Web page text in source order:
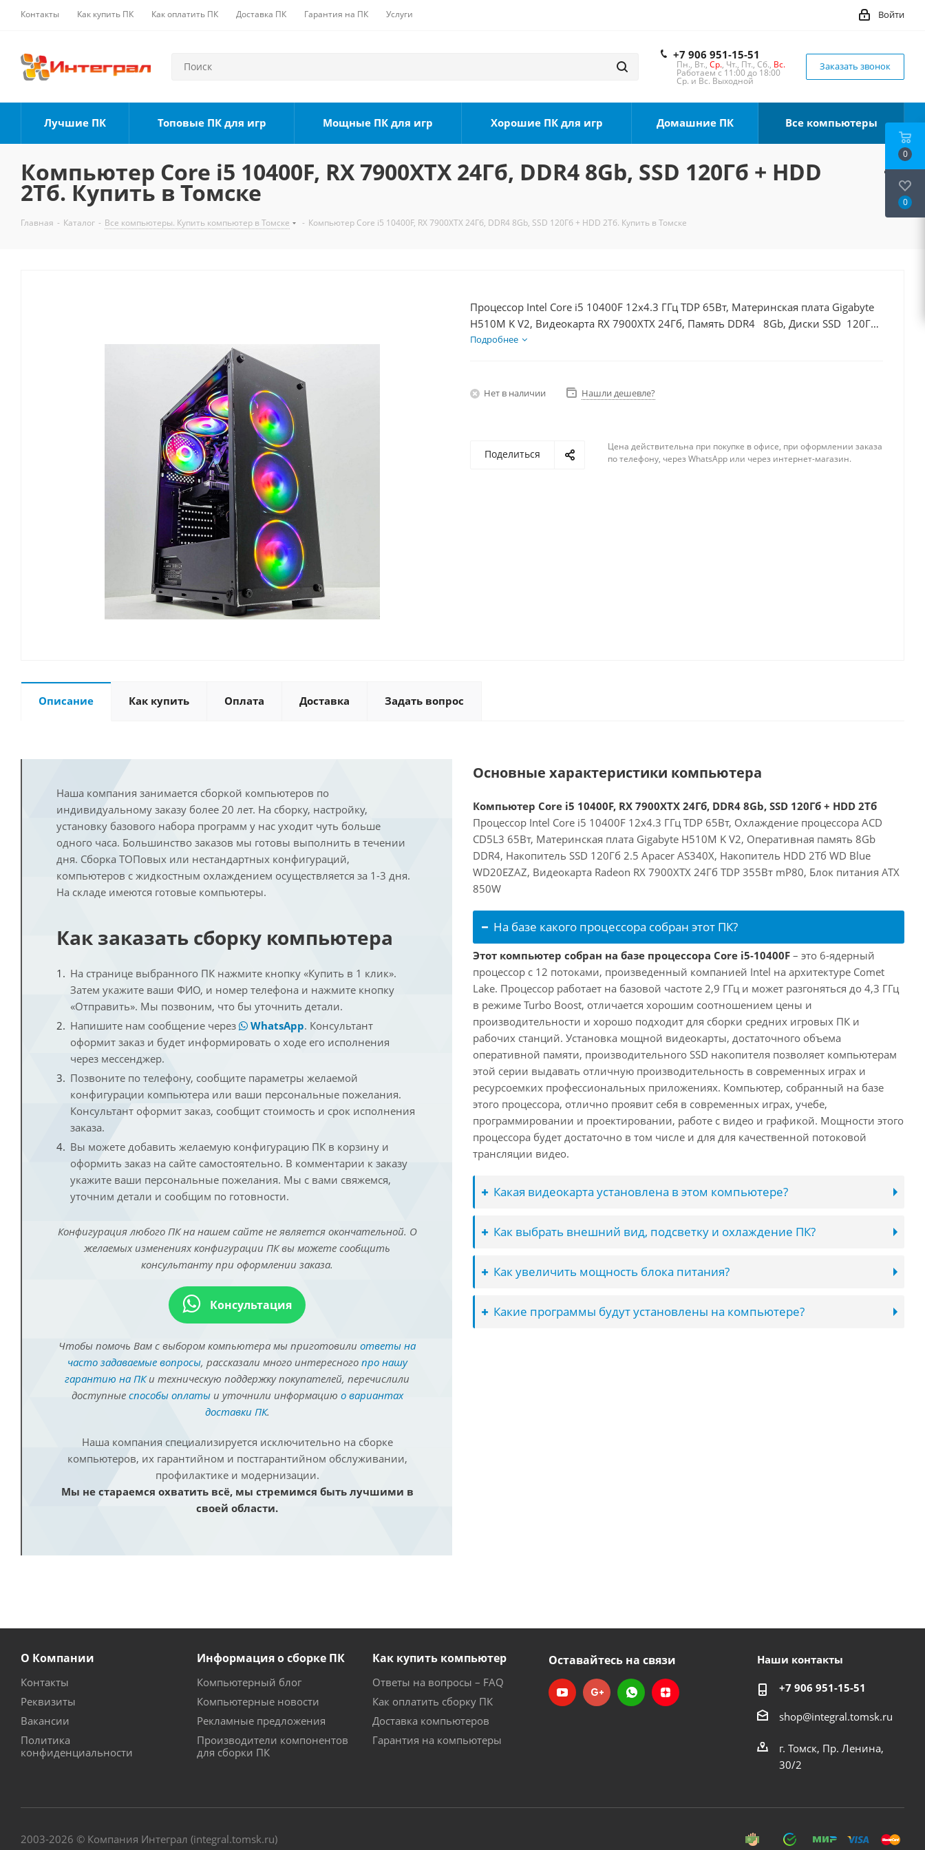
Контакты Как купить ПК Как оплатить ПК Доставка ПК Гарантия на ПК Услуги Войти
+7 906 951-15-51
Пн., Вт., Ср., Чт., Пт., Сб., Вс.
Работаем с 11:00 до 18:00
Ср. и Вс. Выходной
Заказать звонок
Лучшие ПК Топовые ПК для игр Мощные ПК для игр Хорошие ПК для игр Домашние ПК Все компьютеры
Компьютер Core i5 10400F, RX 7900XTX 24Гб, DDR4 8Gb, SSD 120Гб + HDD
2Тб. Купить в Томске
Главная - Каталог - Все компьютеры. Купить компьютер в Томске - Компьютер Core i5 10400F, RX 7900XTX 24Гб, DDR4 8Gb, SSD 120Гб + HDD 2Тб. Купить в Томске
Процессор Intel Core i5 10400F 12x4.3 ГГц TDP 65Вт, Материнская плата Gigabyte
H510M K V2, Видеокарта RX 7900XTX 24Гб, Память DDR4 8Gb, Диски SSD 120Гб
+ HDD 2Тб, БП 850Вт
Подробнее
Нет в наличии Нашли дешевле?
Поделиться
Цена действительна при покупке в офисе, при оформлении заказа
по телефону, через WhatsApp или через интернет-магазин.
Описание Как купить Оплата Доставка Задать вопрос
Наша компания занимается сборкой компьютеров по
индивидуальному заказу более 20 лет. На сборку, настройку,
установку базового набора программ у нас уходит чуть больше
одного часа. Большинство заказов мы готовы выполнить в течении
дня. Сборка ТОПовых или нестандартных конфигураций,
компьютеров с жидкостным охлаждением осуществляется за 1-3 дня.
На складе имеются готовые компьютеры.
Как заказать сборку компьютера
На странице выбранного ПК нажмите кнопку «Купить в 1 клик».
Затем укажите ваши ФИО, и номер телефона и нажмите кнопку
«Отправить». Мы позвоним, что бы уточнить детали.
Напишите нам сообщение через
WhatsApp. Консультант
оформит заказ и будет информировать о ходе его исполнения
через мессенджер.
Позвоните по телефону, сообщите параметры желаемой
конфигурации компьютера или ваши персональные пожелания.
Консультант оформит заказ, сообщит стоимость и срок исполнения
заказа.
Вы можете добавить желаемую конфигурацию ПК в корзину и
оформить заказ на сайте самостоятельно. В комментарии к заказу
укажите ваши персональные пожелания. Мы с вами свяжемся,
уточним детали и сообщим по готовности.
Конфигурация любого ПК на нашем сайте не является окончательной. О
желаемых изменениях конфигурации ПК вы можете сообщить
консультанту при оформлении заказа.
Консультация
Чтобы помочь Вам с выбором компьютера мы приготовили ответы на
часто задаваемые вопросы, рассказали много интересного про нашу
гарантию на ПКи техническую поддержку покупателей, перечислили
доступные способы оплатыи уточнили информацию о вариантах
доставки ПК.
Наша компания специализируется исключительно на сборке
компьютеров, их гарантийном и постгарантийном обслуживании,
профилактике и модернизации.
Мы не стараемся охватить всё, мы стремимся быть лучшими в
своей области.
Основные характеристики компьютера
Компьютер Core i5 10400F, RX 7900XTX 24Гб, DDR4 8Gb, SSD 120Гб + HDD 2Тб
Процессор Intel Core i5 10400F 12x4.3 ГГц TDP 65Вт, Охлаждение процессора ACD
CD5L3 65Вт, Материнская плата Gigabyte H510M K V2, Оперативная память 8Gb
DDR4, Накопитель SSD 120Гб 2.5 Apacer AS340X, Накопитель HDD 2Тб WD Blue
WD20EZAZ, Видеокарта Radeon RX 7900XTX 24Гб TDP 355Вт mP80, Блок питания ATX
850W
На базе какого процессора собран этот ПК?
Этот компьютер собран на базе процессора Core i5-10400F – это 6-ядерный
процессор с 12 потоками, произведенный компанией Intel на архитектуре Comet
Lake. Процессор работает на базовой частоте 2,9 ГГц и может разгоняться до 4,3 ГГц
в режиме Turbo Boost, отличается хорошим соотношением цены и
производительности и хорошо подходит для сборки средних игровых ПК и
рабочих станций. Установка мощной видеокарты, достаточного объема
оперативной памяти, производительного SSD накопителя позволяет компьютерам
этой серии выдавать отличную производительность в современных играх и
ресурсоемких профессиональных приложениях. Компьютер, собранный на базе
этого процессора, отлично проявит себя в современных играх, учебе,
программировании и проектировании, работе с видео и графикой. Мощности этого
процессора будет достаточно в том числе и для для качественной потоковой
трансляции видео.
Какая видеокарта установлена в этом компьютере?
Как выбрать внешний вид, подсветку и охлаждение ПК?
Как увеличить мощность блока питания?
Какие программы будут установлены на компьютере?
О Компании
Контакты
Реквизиты
Вакансии
Политика
конфиденциальности
Информация о сборке ПК
Компьютерный блог
Компьютерные новости
Рекламные предложения
Производители компонентов
для сборки ПК
Как купить компьютер
Ответы на вопросы – FAQ
Как оплатить сборку ПК
Доставка компьютеров
Гарантия на компьютеры
Оставайтесь на связи Наши контакты
+7 906 951-15-51
shop@integral.tomsk.ru
г. Томск, Пр. Ленина,
30/2
2003-2026 © Компания Интеграл (integral.tomsk.ru)
0
0